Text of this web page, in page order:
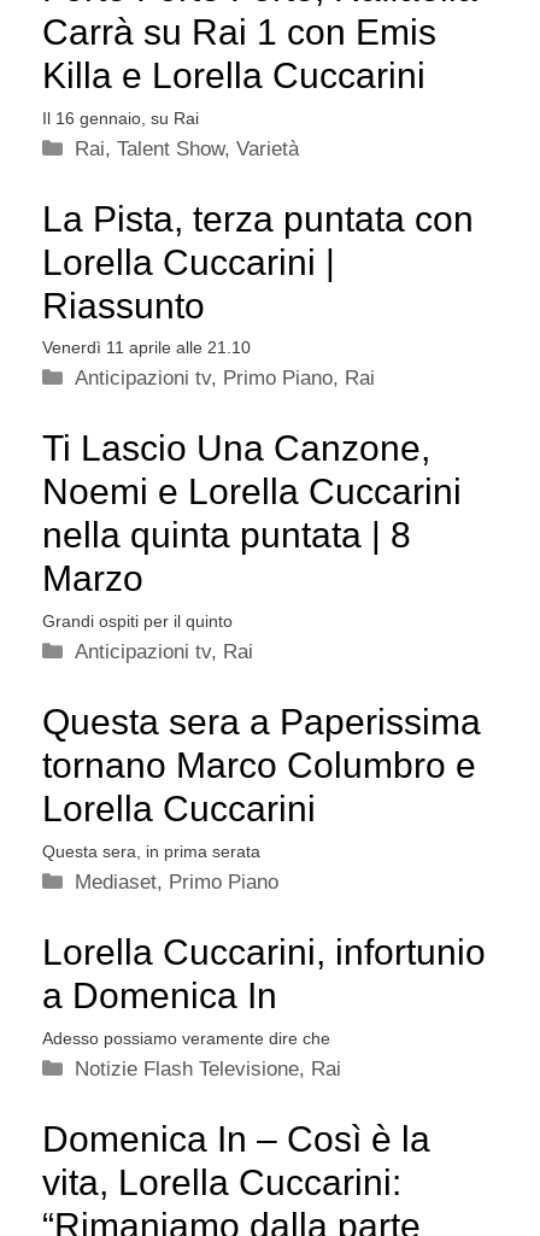
Carrà su Rai 1 con Emis
Killa e Lorella Cuccarini
Il 16 gennaio, su Rai
Categorie
Rai,Talent Show,Varietà
La Pista, terza puntata con
Lorella Cuccarini |
Riassunto
Venerdì 11 aprile alle 21.10
Categorie
Anticipazioni tv, Primo Piano, Rai
Ti Lascio Una Canzone,
Noemi e Lorella Cuccarini
nella quinta puntata | 8
Marzo
Grandi ospiti per il quinto
Categorie
Anticipazioni tv, Rai
Questa sera a Paperissima
tornano Marco Columbro e
Lorella Cuccarini
Questa sera, in prima serata
Categorie
Mediaset, Primo Piano
Lorella Cuccarini, infortunio
a Domenica In
Adesso possiamo veramente dire che
Categorie
Notizie Flash Televisione, Rai
Domenica In – Così è la
vita, Lorella Cuccarini:
“Rimaniamo dalla parte